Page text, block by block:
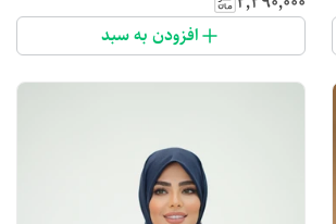
افزودن به سبد